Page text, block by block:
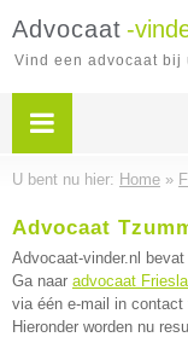
Advocaat -
Vind een advocaat bij
U bent nu hier: Home »
Advocaat
Advocaat-vinder.nl
Ga naar advocaat
via één e-mail in
Hieronder worden nu